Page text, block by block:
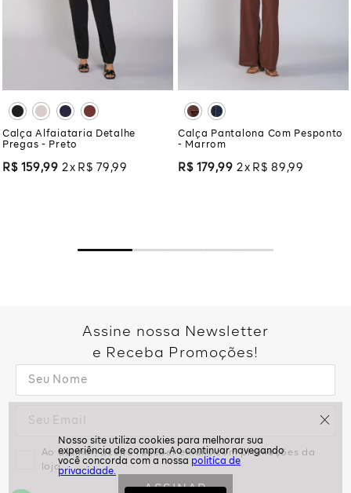
politíca de
privacidade.
Calça Alfaiataria Detalhe
Pregas - Preto
R$ 159,99 2 R$ 79 ,99
Calça Pantalona Com Pesponto
- Marrom
R$ 179,99 2 R$ 89 ,99
Assine nossa Newsletter
e Receba Promoções!
Ao assinar, aceito receber emails com promoções da
loja
ASSINAR